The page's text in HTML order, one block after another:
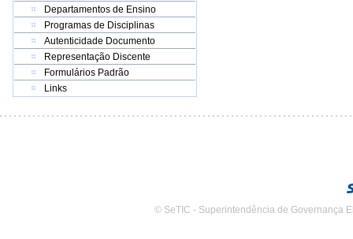
Departamentos de Ensino
Programas de Disciplinas
Autenticidade Documento
Representação Discente
Formulários Padrão
Links
© SeTIC - Superintendência de Governança